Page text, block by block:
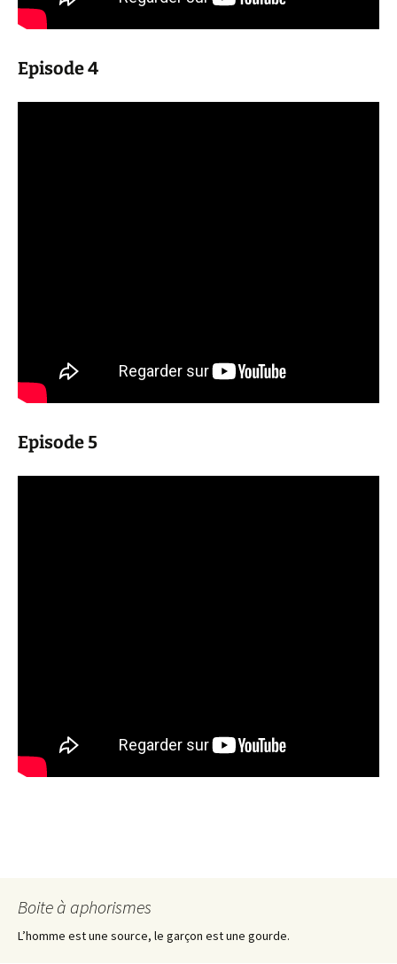
Episode 4
Episode 5
Boite à aphorismes
L’homme est une source, le garçon est une gourde.